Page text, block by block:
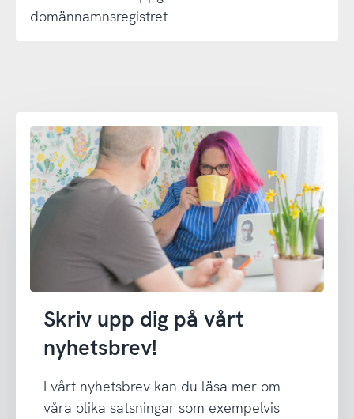
domännamnsregistret
Skriv upp dig på vårt
nyhetsbrev!
I vårt nyhetsbrev kan du läsa mer om
våra olika satsningar som exempelvis